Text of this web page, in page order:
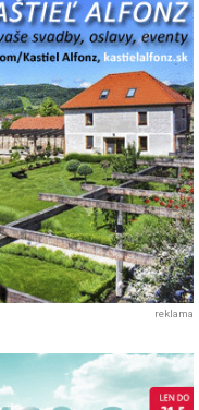
reklama